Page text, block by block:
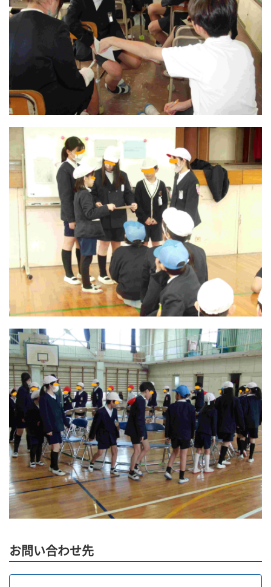
お問い合わせ先